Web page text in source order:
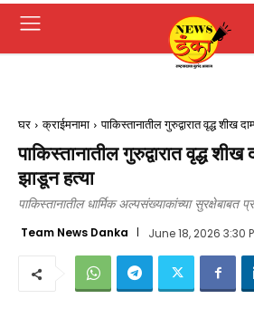
घर क्राईमनामा पाकिस्तानातील गुरुद्वारात वृद्ध शीख
पाकिस्तानातील गुरुद्वारात वृद्ध शीख
झाडून हत्या
पाकिस्तानातील धार्मिक अल्पसंख्याकांच्या सुरक्षेबाबत
Team News Danka June 18, 2026 3:30